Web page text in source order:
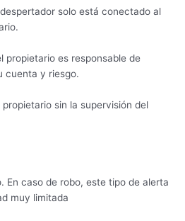
solo está conectado al
propietario es responsable de
cuenta y riesgo.
sin la supervisión del
En caso de robo, este tipo de alerta
muy limitada